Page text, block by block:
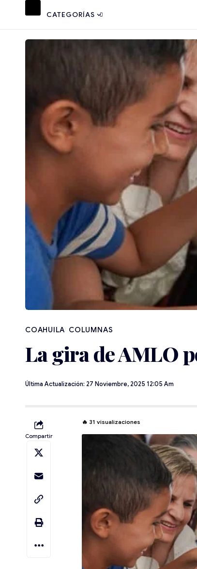
CATEGORÍAS
COAHUILA
La gira de AMLO
Última Actualización: 27 Noviembre, 2025 12:05 Am
Compartir
🔥 31 visualizaciones